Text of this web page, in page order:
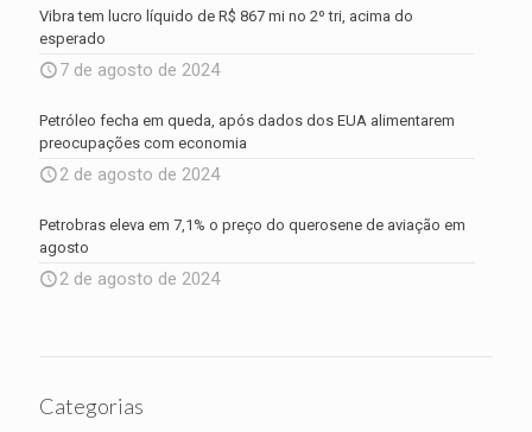
Vibra tem lucro líquido de R$ 867 mi no 2º tri, acima do
esperado
7 de agosto de 2024
Petróleo fecha em queda, após dados dos EUA alimentarem
preocupações com economia
2 de agosto de 2024
Petrobras eleva em 7,1% o preço do querosene de aviação em
agosto
2 de agosto de 2024
Categorias